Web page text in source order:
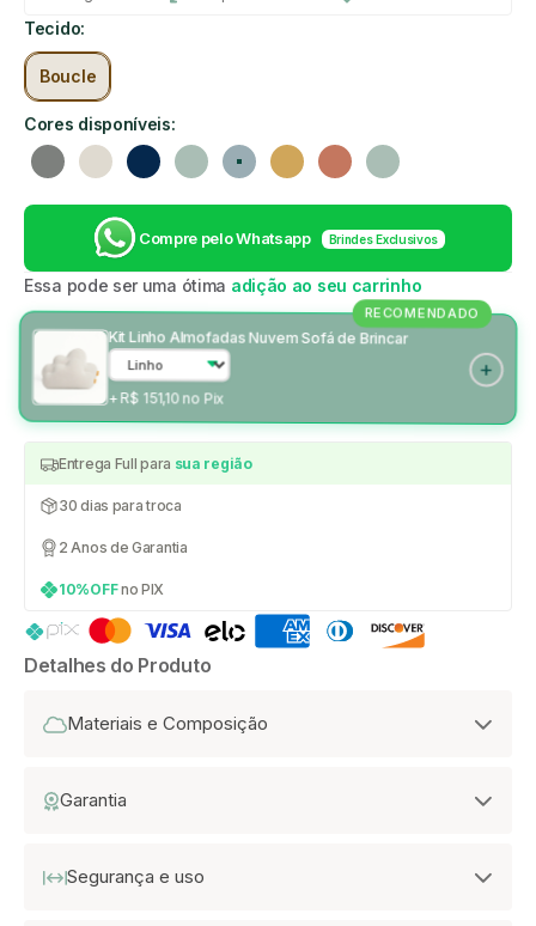
Tecido:
Boucle
Cores disponíveis:
Cinza Linho Azul marinho
Verde Azul claroMostardaRosa Verde
Compre pelo Whatsapp Brindes Exclusivos
Essa pode ser uma ótima adição ao seu carrinho
RECOMENDADO
Kit Linho Almofadas Nuvem Sofá de Brincar
+ R$ 151,10 no Pix
Entrega Full para sua região
30 dias para troca
2 Anos de Garantia
10%OFFno PIX
Detalhes do Produto
Materiais e Composição
Garantia
Segurança e uso